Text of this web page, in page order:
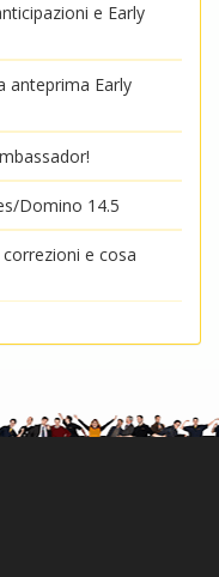
e Early
anteprima Early
Domino 14.5
e cosa